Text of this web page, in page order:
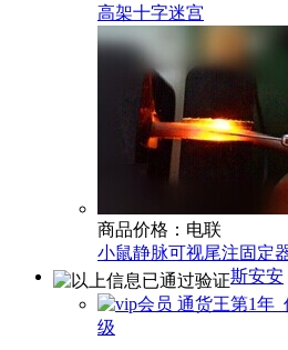
高架十字迷宫
商品价格：电联
小鼠静脉可视尾注固定
斯安安
通货王第1年
级